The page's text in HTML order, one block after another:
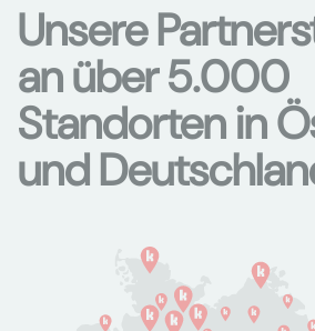
Unsere
an über 5.000
Standorten in
und